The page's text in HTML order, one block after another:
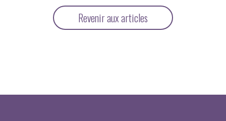
Revenir aux articles